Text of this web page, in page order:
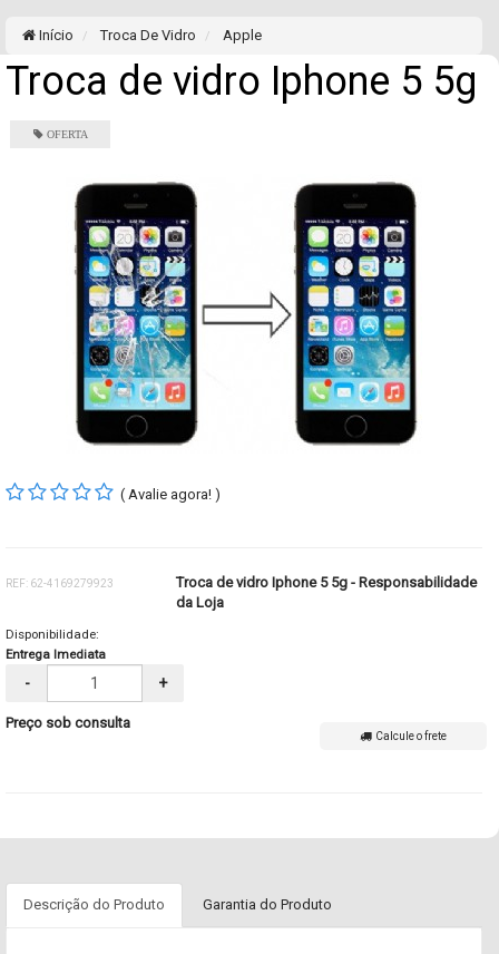
Início Troca De Vidro Apple
Troca de vidro Iphone 5 5g
( Avalie agora! )
REF: 62-4169279923
Troca de vidro Iphone 5 5g - Responsabilidade
da Loja
Disponibilidade:
Entrega Imediata
- +
Preço sob consulta
Calcule o frete
Descrição do Produto Garantia do Produto